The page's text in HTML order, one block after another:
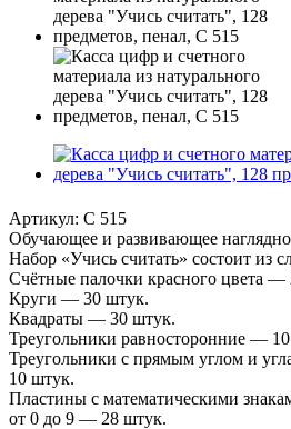
Артикул: С 515
Обучающее и развивающее
Набор «Учись считать» состоит из
Счётные палочки красного цвета —
Круги — 30 штук.
Квадраты — 30 штук.
Треугольники равносторонние —
Треугольники с прямым углом и
10 штук.
Пластины с математическими
от 0 до 9 — 28 штук.